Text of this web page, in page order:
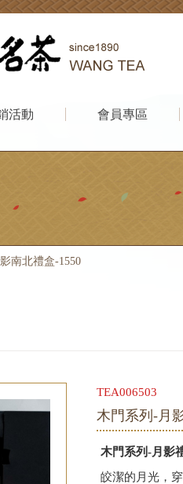
活動 會員專區
南北禮盒-1550
TEA006503
木門系列-月
木門系列-月影
皎潔的月光，